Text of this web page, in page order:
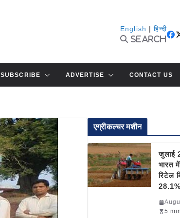
English | हिन्दी
Search
SUBSCRIBE ADVERTISE CONTACT US
एग्रीकल्चर मशीन
जुलाई
भारत
रिटेल
5